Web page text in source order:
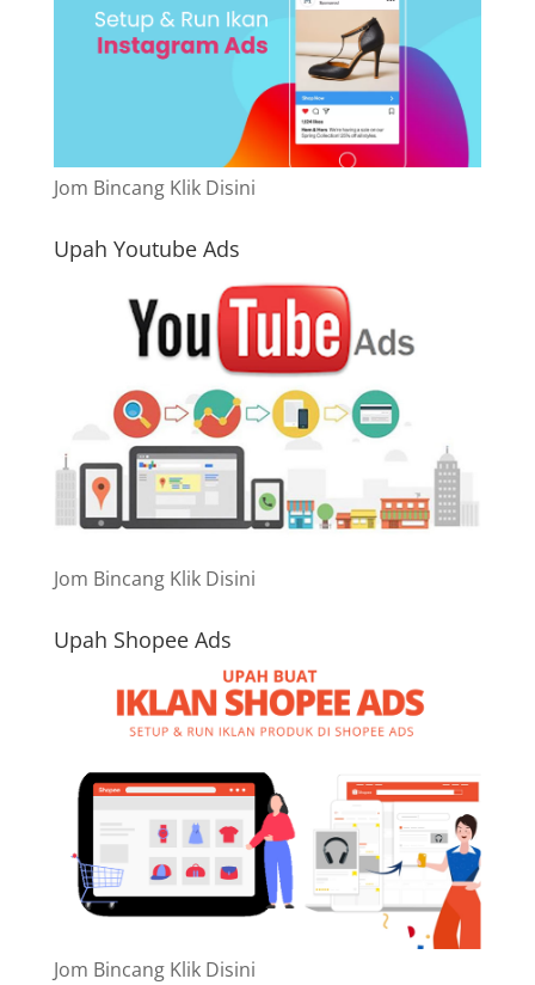
Jom Bincang Klik Disini
Upah Youtube Ads
Jom Bincang Klik Disini
Upah Shopee Ads
Jom Bincang Klik Disini